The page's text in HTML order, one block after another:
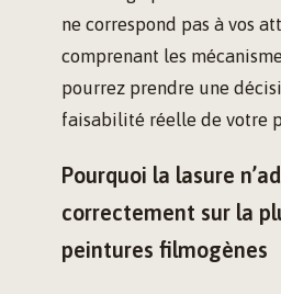
ne correspond pas à vos
comprenant les
pourrez prendre une
faisabilité réelle de votre
Pourquoi la lasure
correctement sur la
peintures filmogènes